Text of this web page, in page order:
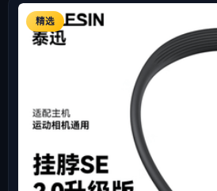
精选